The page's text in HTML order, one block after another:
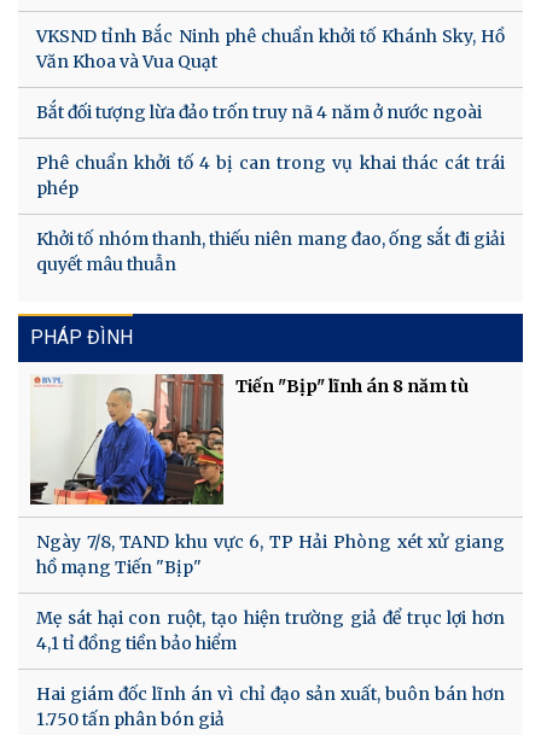
VKSND tỉnh Bắc Ninh phê chuẩn khởi tố Khánh Sky, Hồ
Văn Khoa và Vua Quạt
Bắt đối tượng lừa đảo trốn truy nã 4 năm ở nước ngoài
Phê chuẩn khởi tố 4 bị can trong vụ khai thác cát trái
phép
Khởi tố nhóm thanh, thiếu niên mang đao, ống sắt đi giải
quyết mâu thuẫn
PHÁP ĐÌNH
Tiến "Bịp" lĩnh án 8 năm tù
Ngày 7/8, TAND khu vực 6, TP Hải Phòng xét xử giang
hồ mạng Tiến "Bịp"
Mẹ sát hại con ruột, tạo hiện trường giả để trục lợi hơn
4,1 tỉ đồng tiền bảo hiểm
Hai giám đốc lĩnh án vì chỉ đạo sản xuất, buôn bán hơn
1.750 tấn phân bón giả